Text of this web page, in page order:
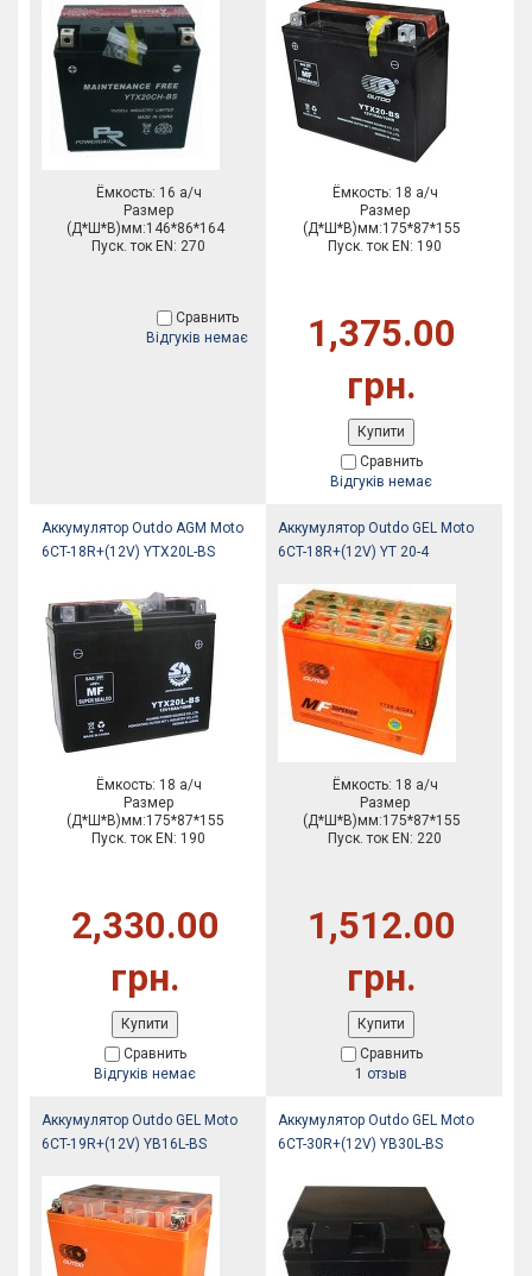
Ёмкость: 16 а/ч
Размер
(Д*Ш*В)мм:146*86*164
Пуск. ток EN: 270
Сравнить
Відгуків немає
Ёмкость: 18 а/ч
Размер
(Д*Ш*В)мм:175*87*155
Пуск. ток EN: 190
1,375.00
грн.
Купити
Сравнить
Відгуків немає
Аккумулятор Outdo AGM Moto
6CT-18R+(12V) YTX20L-BS
Ёмкость: 18 а/ч
Размер
(Д*Ш*В)мм:175*87*155
Пуск. ток EN: 190
2,330.00
грн.
Купити
Сравнить
Відгуків немає
Аккумулятор Outdo GEL Moto
6CT-18R+(12V) YT 20-4
Ёмкость: 18 а/ч
Размер
(Д*Ш*В)мм:175*87*155
Пуск. ток EN: 220
1,512.00
грн.
Купити
Сравнить
1 отзыв
Аккумулятор Outdo GEL Moto
6CT-19R+(12V) YB16L-BS
Аккумулятор Outdo GEL Moto
6CT-30R+(12V) YB30L-BS